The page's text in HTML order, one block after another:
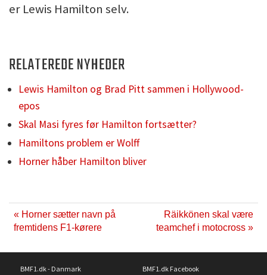
er Lewis Hamilton selv.
RELATEREDE NYHEDER
Lewis Hamilton og Brad Pitt sammen i Hollywood-
epos
Skal Masi fyres før Hamilton fortsætter?
Hamiltons problem er Wolff
Horner håber Hamilton bliver
« Horner sætter navn på
fremtidens F1-kørere
Räikkönen skal være
teamchef i motocross »
BMF1.dk - Danmark
BMF1.dk Facebook